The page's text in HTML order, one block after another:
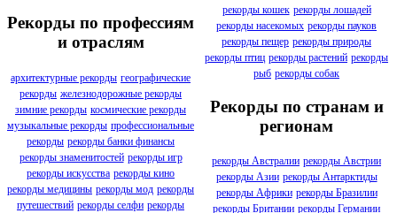
Рекорды по профессиям
и отраслям
архитектурные рекорды географические
рекорды железнодорожные рекорды
зимние рекорды космические рекорды
музыкальные рекорды профессиональные
рекорды рекорды банки финансы
рекорды знаменитостей рекорды игр
рекорды искусства рекорды кино
рекорды медицины рекорды мод рекорды
путешествий рекорды селфи рекорды
рекорды кошек рекорды лошадей
рекорды насекомых рекорды пауков
рекорды пещер рекорды природы
рекорды птиц рекорды растений рекорды
рыб рекорды собак
Рекорды по странам и
регионам
рекорды Австралии рекорды Австрии
рекорды Азии рекорды Антарктиды
рекорды Африки рекорды Бразилии
рекорды Британии рекорды Германии